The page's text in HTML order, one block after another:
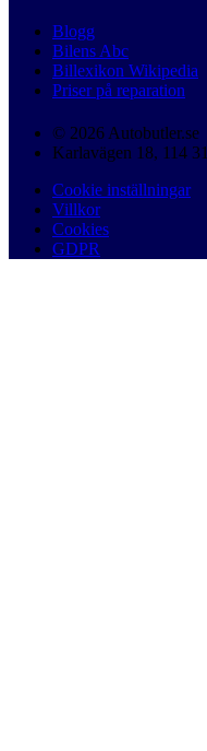
Blogg
Bilens Abc
Billexikon Wikipedia
Priser på reparation
© 2026 Autobutler.se
Karlavägen 18, 114
Cookie inställningar
Villkor
Cookies
GDPR